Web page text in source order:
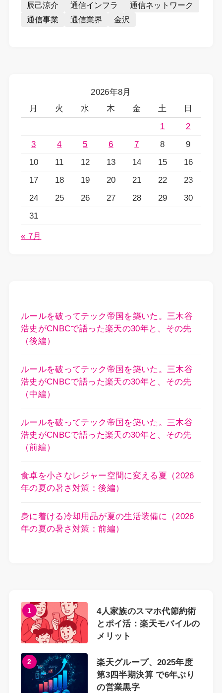
辰己涼介
通信インフラ
通信ネットワーク
通信事業
通信業界 金沢
2026年8月
月
火 水 木 金 土
日
1
2
3
4 5 6 7 8
9
10
11 12 13 14 15
16
17
18 19 20 21 22
23
24
25 26 27 28 29
30
31
« 7月
ルールを破ってテック帝国を築いた。三木谷
浩史がCNBCで語った楽天の30年と、その先
（後編）
ルールを破ってテック帝国を築いた。三木谷
浩史がCNBCで語った楽天の30年と、その先
（中編）
ルールを破ってテック帝国を築いた。三木谷
浩史がCNBCで語った楽天の30年と、その先
（前編）
食卓を小さなレジャー空間に変える夏（2026
年の夏の暑さ対策：後編）
身に着ける冷却用品が夏の生活装備に（2026
年の夏の暑さ対策：前編）
1
4人家族のスマホ代節約術
とポイ活：楽天モバイルの
メリット
2
楽天グループ、2025年度
第3四半期決算 で6年ぶり
の営業黒字